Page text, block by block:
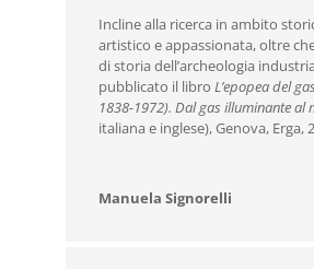
Incline alla ricerca in ambito
artistico e appassionata, oltre
di storia dell’archeologia
pubblicato il libro L’epopea del
1838-1972). Dal gas illuminante al
italiana e inglese), Genova, Erga,
Manuela Signorelli